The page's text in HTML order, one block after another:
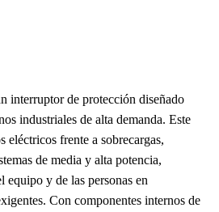
interruptor de protección diseñado
industriales de alta demanda. Este
frente a sobrecargas,
de media y alta potencia,
equipo y de las personas en
Con componentes internos de